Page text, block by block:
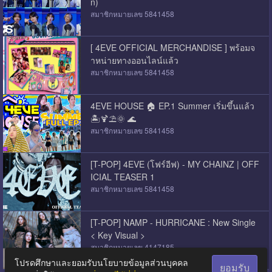
สมาชิกหมายเลข 5841458
[ 4EVE OFFICIAL MERCHANDISE ] พร้อมจ
ำหน่ายทางออนไลน์แล้ว
สมาชิกหมายเลข 5841458
4EVE HOUSE 🏠 EP.1 Summer เริ่มขึ้นแล้ว
🏝️🍹⛱️🌞 🌊
สมาชิกหมายเลข 5841458
[T-POP] 4EVE (โฟร์อีฟ) - MY CHAINZ | OFF
ICIAL TEASER 1
สมาชิกหมายเลข 5841458
[T-POP] NAMP - HURRICANE : New Single
< Key Visual >
สมาชิกหมายเลข 4147185
โปรดศึกษาและยอมรับนโยบายข้อมูลส่วนบุคคล
ยอมรับ